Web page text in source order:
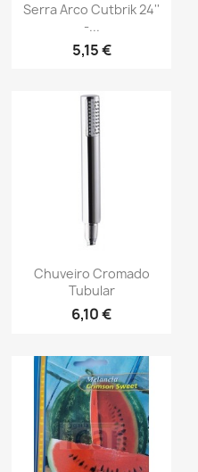
Serra Arco Cutbrik 24''
-...
5,15 €
Chuveiro Cromado
Tubular
6,10 €